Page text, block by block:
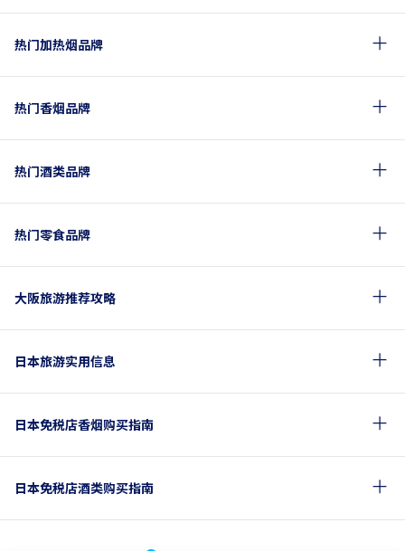
热门加热烟品牌
热门香烟品牌
热门酒类品牌
热门零食品牌
大阪旅游推荐攻略
日本旅游实用信息
日本免税店香烟购买指南
日本免税店酒类购买指南